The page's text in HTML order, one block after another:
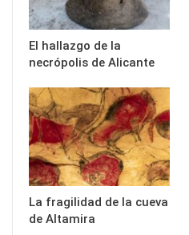
El hallazgo de la
necrópolis de Alicante
La fragilidad de la cueva
de Altamira